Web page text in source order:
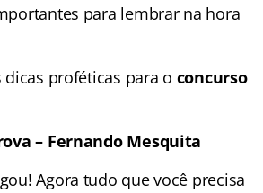
para lembrar na hora
dicas proféticas para o concurso
– Fernando Mesquita
Agora tudo que você precisa